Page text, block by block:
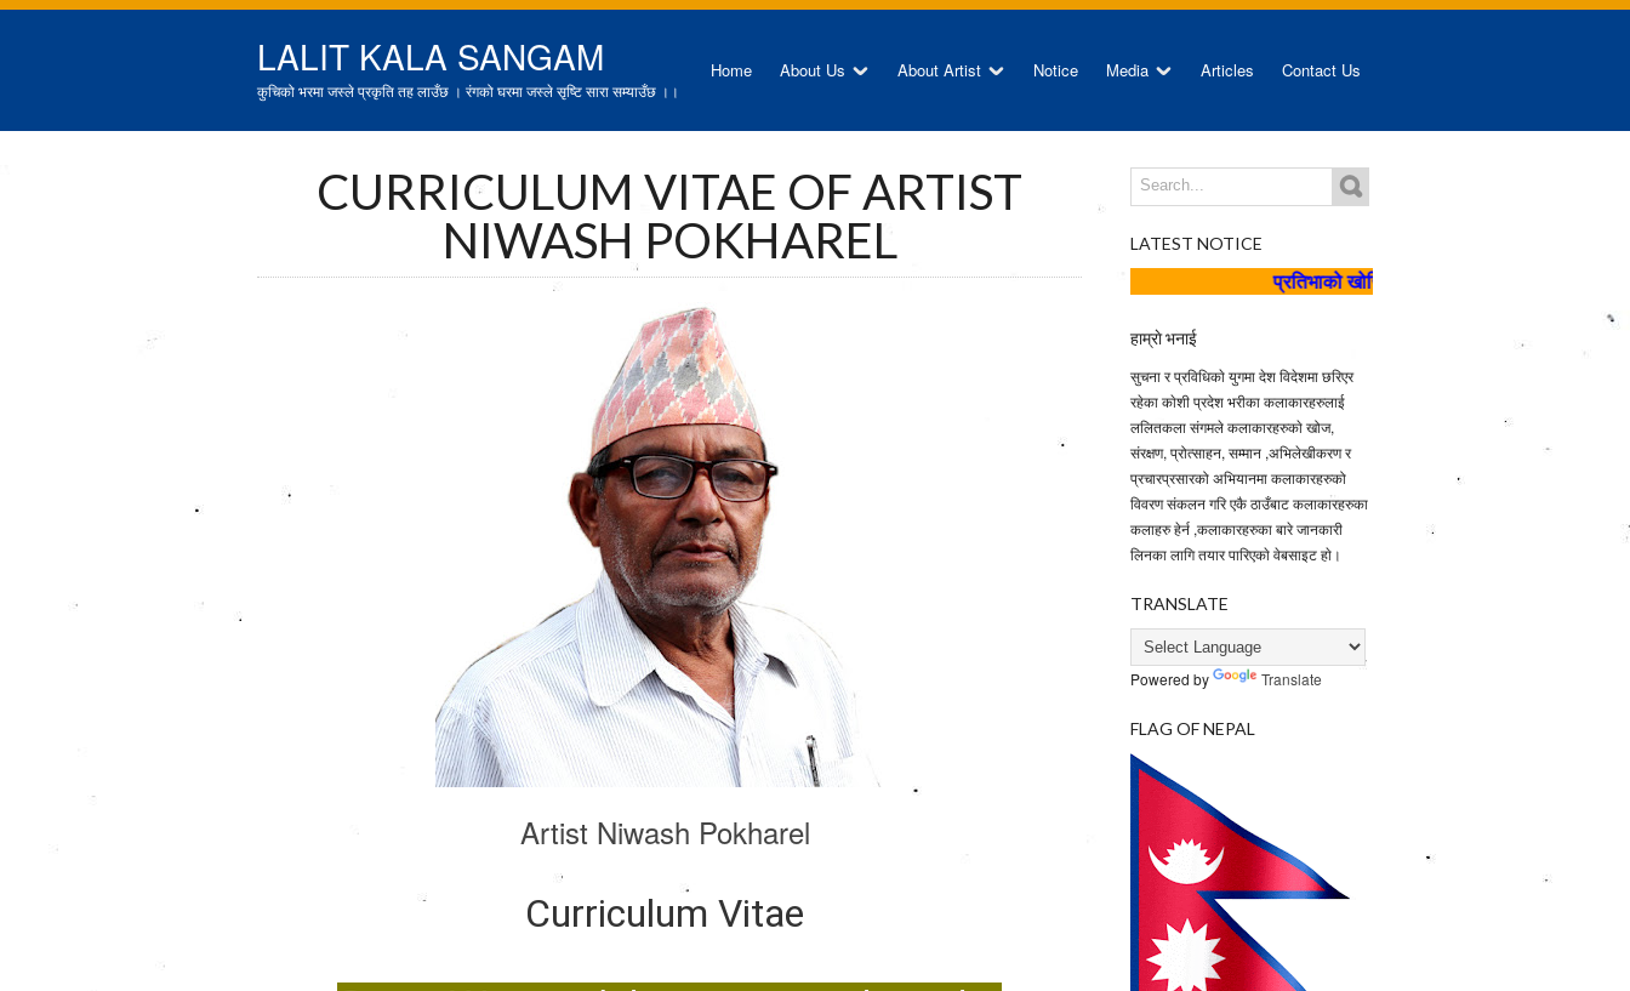
LALIT KALA SANGAM
कुचिको भरमा जस्ले प्रकृति तह लाउँछ । रंगको घरमा जस्ले सृष्टि सारा सम्याउँछ ।।
Home About Us About Artist Notice Media Articles Contact Us
CURRICULUM VITAE OF ARTIST
NIWASH POKHAREL
Artist Niwash Pokharel
Curriculum Vitae
LATEST NOTICE
प्रतिभाको खोजि २, २०८२ को सुचना
हाम्राे भनाई
सुचना र प्रविधिकाे युगमा देश विदेशमा छरिएर
रहेका काेशी प्रदेश भरीका कलाकारहरुलाई
ललितकला संगमले कलाकारहरुकाे खोज,
संरक्षण, प्रोत्साहन, सम्मान ,अभिलेखीकरण र
प्रचारप्रसारको अभियानमा कलाकारहरुको
विवरण संकलन गरि एकै ठाउँबाट कलाकारहरुका
कलाहरु हेर्न ,कलाकारहरुका बारे जानकारी
लिनका लागि तयार पारिएकाे वेबसाइट हाे।
TRANSLATE
Powered by Translate
FLAG OF NEPAL